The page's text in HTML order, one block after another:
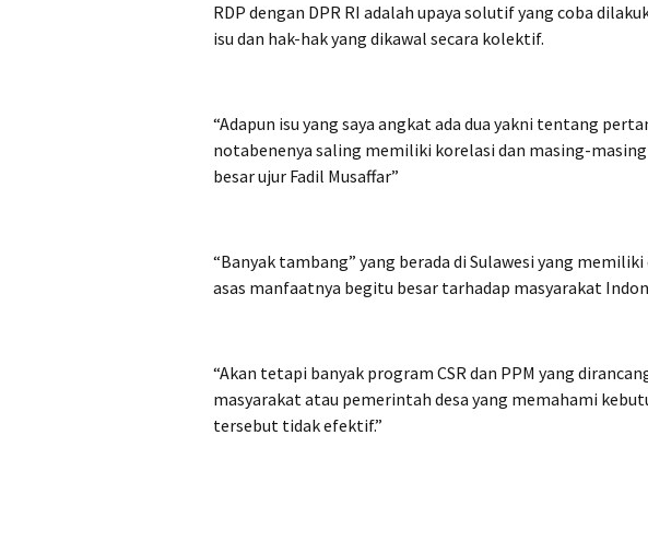
RDP dengan DPR RI adalah upaya solutif yang coba
isu dan hak-hak yang dikawal secara kolektif.
“Adapun isu yang saya angkat ada dua yakni tentang
notabenenya saling memiliki korelasi dan masing-
besar ujur Fadil Musaffar”
“Banyak tambang” yang berada di Sulawesi yang memiliki
asas manfaatnya begitu besar tarhadap masyarakat
“Akan tetapi banyak program CSR dan PPM yang
masyarakat atau pemerintah desa yang memahami
tersebut tidak efektif.”